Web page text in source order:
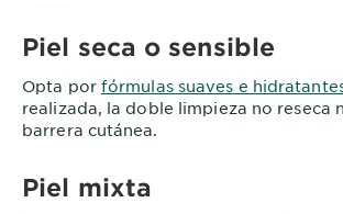
Piel seca o sensible
Opta por fórmulas suaves e
realizada, la doble limpieza no reseca
barrera cutánea.
Piel mixta